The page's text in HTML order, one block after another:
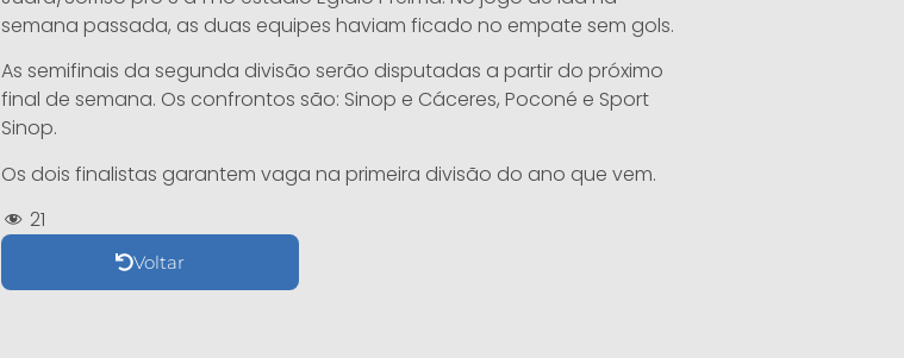
semana passada, as duas equipes haviam ficado no empate sem gols.
As semifinais da segunda divisão serão disputadas a partir do próximo
final de semana. Os confrontos são: Sinop e Cáceres, Poconé e Sport
Sinop.
Os dois finalistas garantem vaga na primeira divisão do ano que vem.
21
Voltar